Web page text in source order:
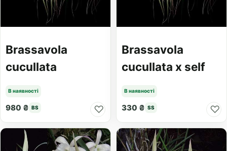
Brassavola
cucullata
В наявності
980 ₴ BS ♡
Brassavola
cucullata x self
В наявності
330 ₴ SS ♡